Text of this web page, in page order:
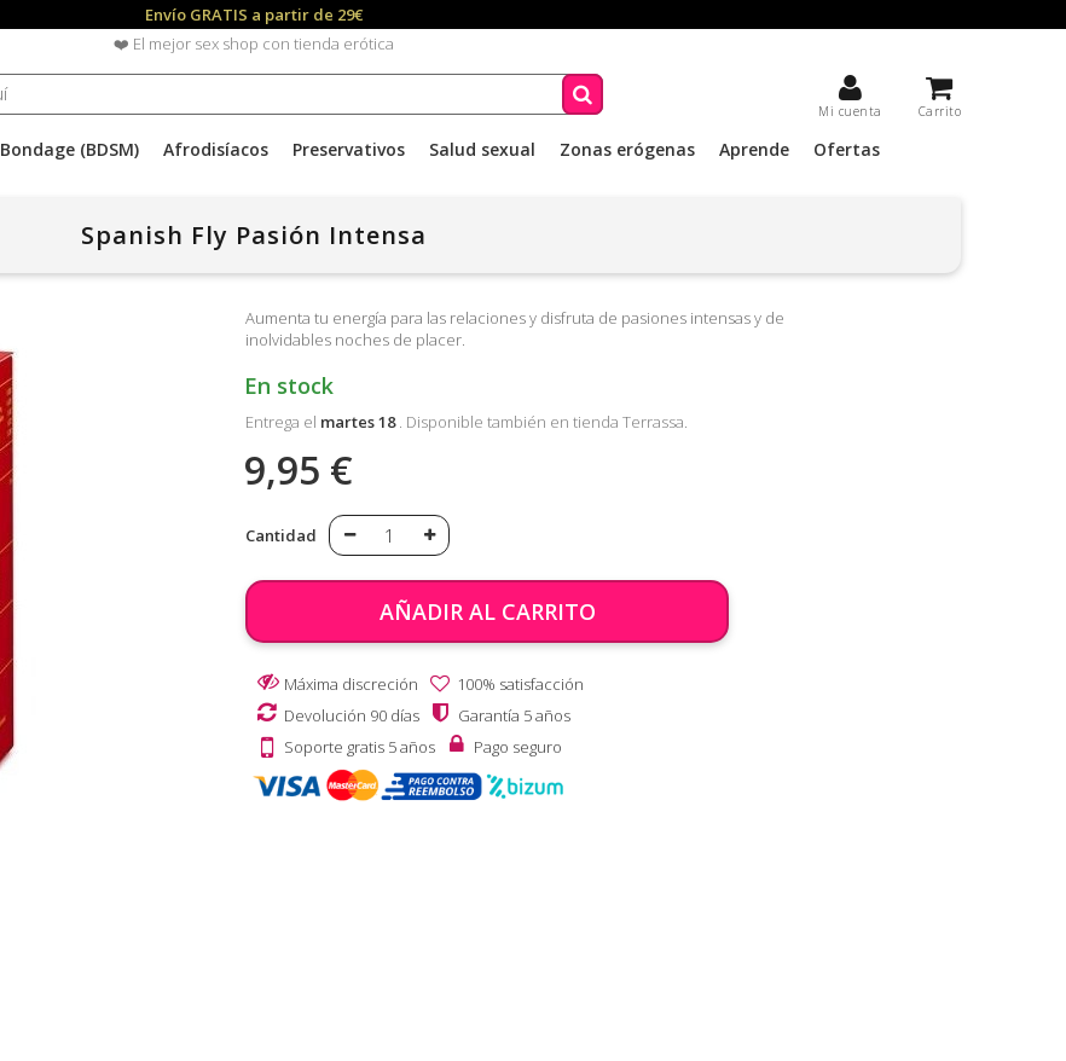
Envío GRATIS a partir de 29€
❤️ El mejor sex shop con tienda erótica
Carrito
Mi cuenta
Bondage (BDSM) Afrodisíacos Preservativos Salud sexual Zonas erógenas Aprende Ofertas
Spanish Fly Pasión Intensa
Aumenta tu energía para las relaciones y disfruta de pasiones intensas y de
inolvidables noches de placer.
En stock
Entrega el martes 18 . Disponible también en tienda Terrassa.
9,95 €
Cantidad
AÑADIR AL CARRITO
Máxima discreción
100% satisfacción
Devolución 90 días
Garantía 5 años
Soporte gratis 5 años
Pago seguro